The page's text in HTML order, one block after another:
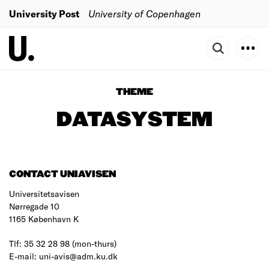
University Post University of Copenhagen
THEME
DATASYSTEM
CONTACT UNIAVISEN
Universitetsavisen
Nørregade 10
1165 København K
Tlf: 35 32 28 98 (mon-thurs)
E-mail: uni-avis@adm.ku.dk